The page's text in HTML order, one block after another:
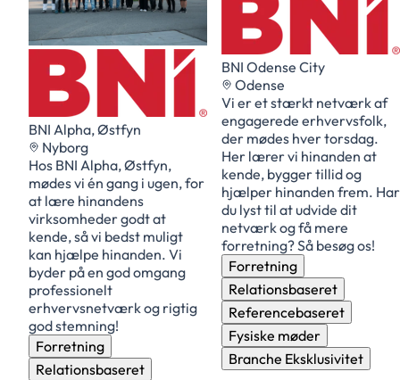
BNI Alpha, Østfyn
Nyborg
Hos BNI Alpha, Østfyn,
mødes vi én gang i ugen, for
at lære hinandens
virksomheder godt at
kende, så vi bedst muligt
kan hjælpe hinanden. Vi
byder på en god omgang
professionelt
erhvervsnetværk og rigtig
god stemning!
Forretning
Relationsbaseret
BNI Odense City
Odense
Vi er et stærkt netværk af
engagerede erhvervsfolk,
der mødes hver torsdag.
Her lærer vi hinanden at
kende, bygger tillid og
hjælper hinanden frem. Har
du lyst til at udvide dit
netværk og få mere
forretning? Så besøg os!
Forretning
Relationsbaseret
Referencebaseret
Fysiske møder
Branche Eksklusivitet